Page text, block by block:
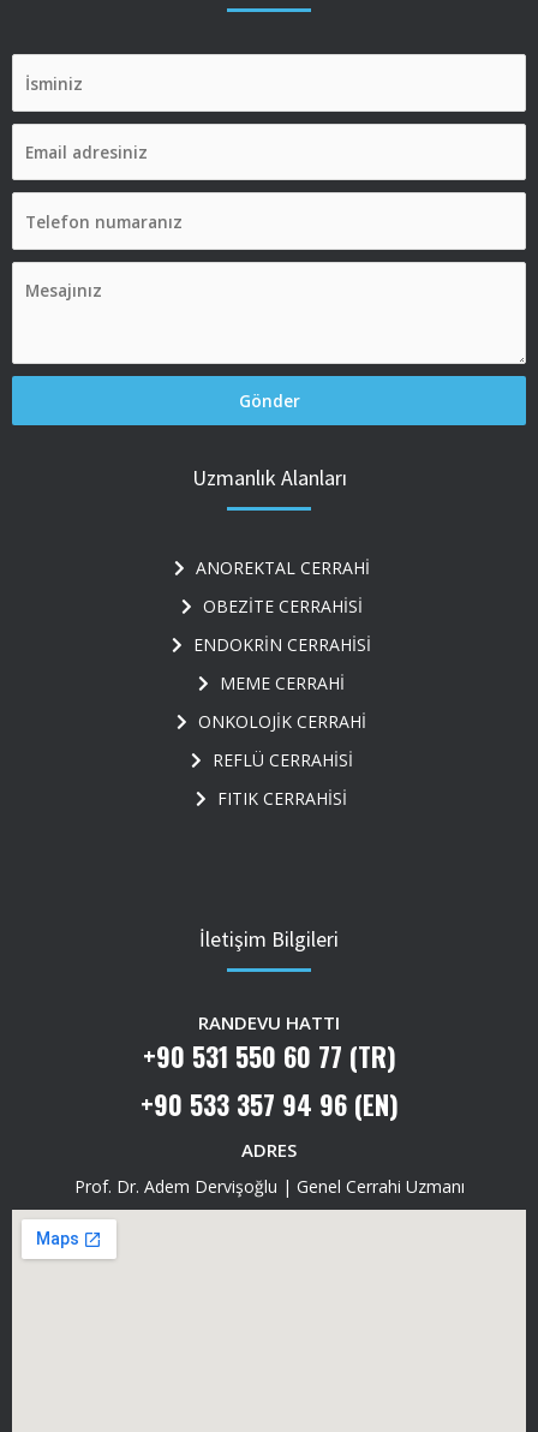
Uzmanlık Alanları
ANOREKTAL CERRAHİ
OBEZİTE CERRAHİSİ
ENDOKRİN CERRAHİSİ
MEME CERRAHİ
ONKOLOJİK CERRAHİ
REFLÜ CERRAHİSİ
FITIK CERRAHİSİ
İletişim Bilgileri
RANDEVU HATTI
+90 531 550 60 77 (TR)
+90 533 357 94 96 (EN)
ADRES
Prof. Dr. Adem Dervişoğlu | Genel Cerrahi Uzmanı